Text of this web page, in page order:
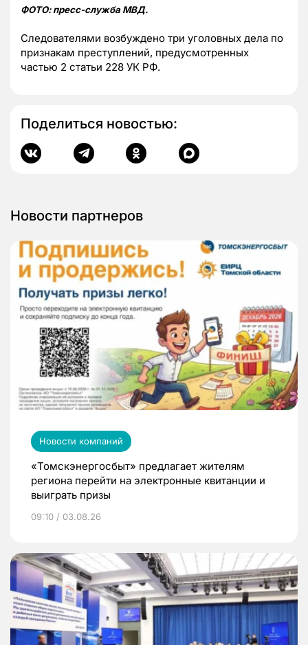
ФОТО: пресс-служба МВД.
Следователями возбуждено три уголовных дела по
признакам преступлений, предусмотренных
частью 2 статьи 228 УК РФ.
Поделиться новостью:
Новости партнеров
Новости компаний
«Томскэнергосбыт» предлагает жителям
региона перейти на электронные квитанции и
выиграть призы
09:10 / 03.08.26